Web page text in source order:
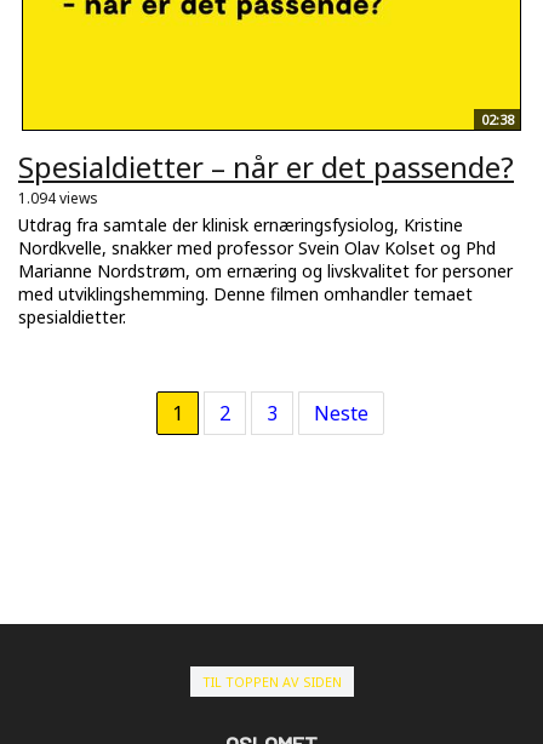
02:38
Spesialdietter – når er det passende?
1.094 views
Utdrag fra samtale der klinisk ernæringsfysiolog, Kristine
Nordkvelle, snakker med professor Svein Olav Kolset og Phd
Marianne Nordstrøm, om ernæring og livskvalitet for personer
med utviklingshemming. Denne filmen omhandler temaet
spesialdietter.
1 2 3 Neste
TIL TOPPEN AV SIDEN